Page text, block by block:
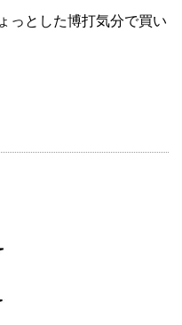
っとした博打気分で買い